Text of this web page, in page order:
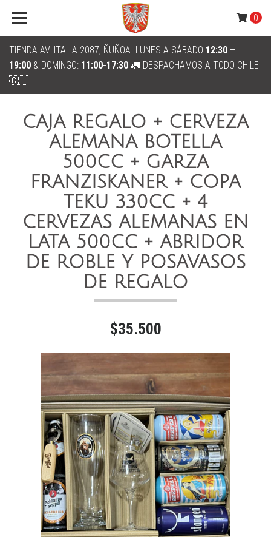
TIENDA AV. ITALIA 2087, ÑUÑOA. LUNES A SÁBADO 12:30 –
19:00 & DOMINGO: 11:00-17:30 🚛 DESPACHAMOS A TODO CHILE
🇨🇱
0
CAJA REGALO + CERVEZA
ALEMANA BOTELLA
500CC + GARZA
FRANZISKANER + COPA
TEKU 330CC + 4
CERVEZAS ALEMANAS EN
LATA 500CC + ABRIDOR
DE ROBLE Y POSAVASOS
DE REGALO
$35.500